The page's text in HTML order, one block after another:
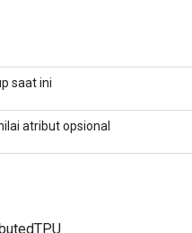
saat ini
atribut opsional